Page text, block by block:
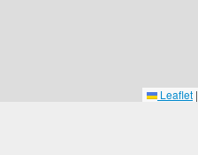
Leaflet |